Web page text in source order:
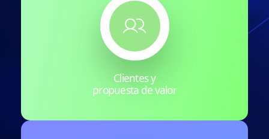
Clientes y
propuesta de valor